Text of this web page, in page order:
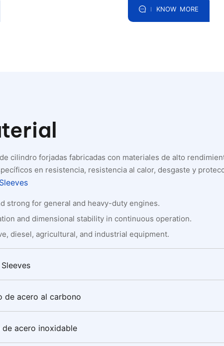
KNOW MORE
cilindro forjadas fabricadas con materiales de alto
en resistencia, resistencia al calor, desgaste y
strong for general and heavy-duty engines.
and dimensional stability in continuous operation.
diesel, agricultural, and industrial equipment.
de acero al carbono
acero inoxidable